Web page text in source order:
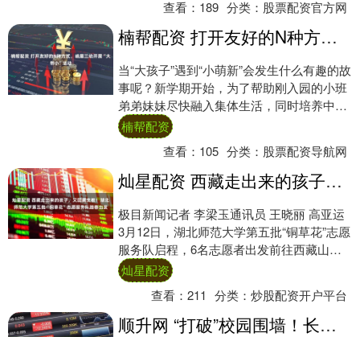
查看： 189 分类： 股票配资官方网
楠帮配资 打开友好的N种方式，峨眉三幼开展“大带小”活动
当“大孩子”遇到“小萌新”会发生什么有趣的故
事呢？新学期开始，为了帮助刚入园的小班
弟弟妹妹尽快融入集体生活，同时培养中大
班哥哥姐姐的责任意识，萌发他们关心、爱
护....
楠帮配资
查看： 105 分类： 股票配资导航网
灿星配资 西藏走出来的孩子，又回藏支教！湖北师范大学第五批“铜草花”志愿服务队踏春出发
极目新闻记者 李梁玉通讯员 王晓丽 高亚运
3月12日，湖北师范大学第五批“铜草花”志愿
服务队启程，6名志愿者出发前往西藏山南
市曲松县，将开展为期一个学期的支教....
灿星配资
查看：211 分类：炒股配资开户平台
顺升网 “打破”校园围墙！长沙望城首个家校社协同育人“教联体”成立